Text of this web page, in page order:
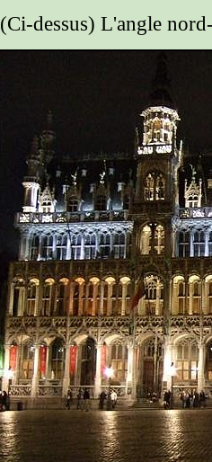
(Ci-dessus) L'angle